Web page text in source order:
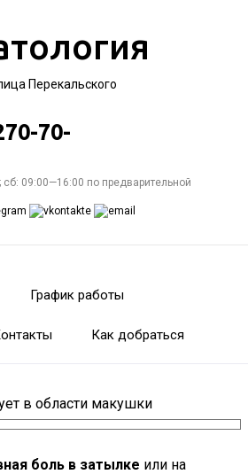
Перекальского
70-
сб: 09:00—16:00 по предварительной
График работы
Как добраться
в области макушки
боль в затылке или на